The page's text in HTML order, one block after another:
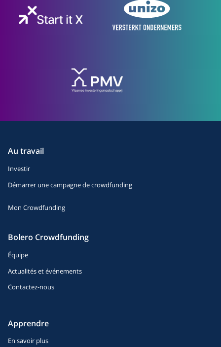
Au travail
Investir
Démarrer une campagne de crowdfunding
Mon Crowdfunding
Bolero Crowdfunding
Équipe
Actualités et événements
Contactez-nous
Apprendre
En savoir plus